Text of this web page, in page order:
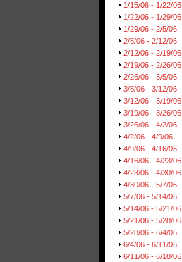
1/15/06 - 1/22/06
1/22/06 - 1/29/06
1/29/06 - 2/5/06
2/5/06 - 2/12/06
2/12/06 - 2/19/06
2/19/06 - 2/26/06
2/26/06 - 3/5/06
3/5/06 - 3/12/06
3/12/06 - 3/19/06
3/19/06 - 3/26/06
3/26/06 - 4/2/06
4/2/06 - 4/9/06
4/9/06 - 4/16/06
4/16/06 - 4/23/06
4/23/06 - 4/30/06
4/30/06 - 5/7/06
5/7/06 - 5/14/06
5/14/06 - 5/21/06
5/21/06 - 5/28/06
5/28/06 - 6/4/06
6/4/06 - 6/11/06
6/11/06 - 6/18/06